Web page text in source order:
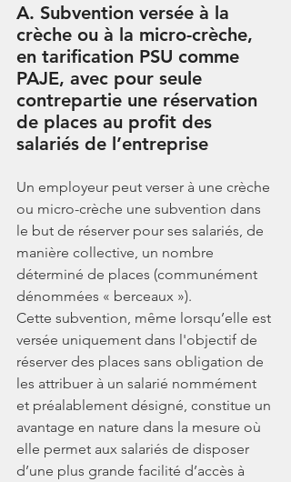
A. Subvention versée à la
crèche ou à la micro-crèche,
en tarification PSU comme
PAJE, avec pour seule
contrepartie une réservation
de places au profit des
salariés de l’entreprise
Un employeur peut verser à une crèche
ou micro-crèche une subvention dans
le but de réserver pour ses salariés, de
manière collective, un nombre
déterminé de places (communément
dénommées « berceaux »).
Cette subvention, même lorsqu’elle est
versée uniquement dans l'objectif de
réserver des places sans obligation de
les attribuer à un salarié nommément
et préalablement désigné, constitue un
avantage en nature dans la mesure où
elle permet aux salariés de disposer
d’une plus grande facilité d’accès à